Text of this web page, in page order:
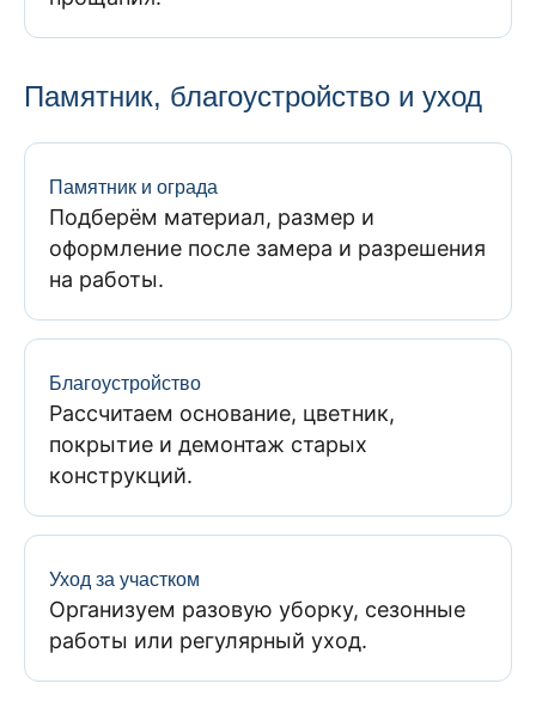
Памятник, благоустройство и уход
Памятник и ограда
Подберём материал, размер и
оформление после замера и разрешения
на работы.
Благоустройство
Рассчитаем основание, цветник,
покрытие и демонтаж старых
конструкций.
Уход за участком
Организуем разовую уборку, сезонные
работы или регулярный уход.